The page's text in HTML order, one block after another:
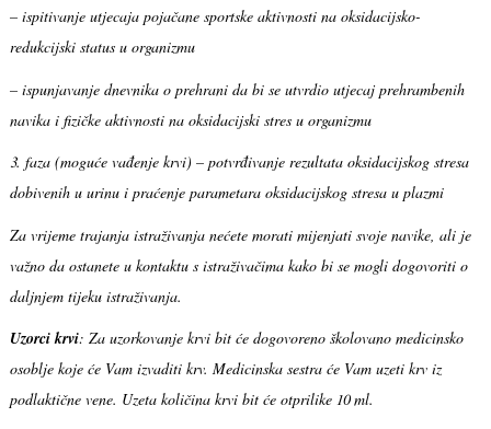
– ispitivanje utjecaja pojačane sportske aktivnosti na oksidacijsko-
redukcijski status u organizmu
– ispunjavanje dnevnika o prehrani da bi se utvrdio utjecaj prehrambenih
navika i fizičke aktivnosti na oksidacijski stres u organizmu
3. faza (moguće vađenje krvi) – potvrđivanje rezultata oksidacijskog stresa
dobivenih u urinu i praćenje parametara oksidacijskog stresa u plazmi
Za vrijeme trajanja istraživanja nećete morati mijenjati svoje navike, ali je
važno da ostanete u kontaktu s istraživačima kako bi se mogli dogovoriti o
daljnjem tijeku istraživanja.
Uzorci krvi: Za uzorkovanje krvi bit će dogovoreno školovano medicinsko
osoblje koje će Vam izvaditi krv. Medicinska sestra će Vam uzeti krv iz
podlaktične vene. Uzeta količina krvi bit će otprilike 10 ml.